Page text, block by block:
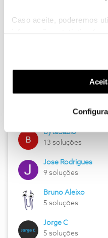
Caso aceite, poderemos
funcionalidades (cookies
funcionalidade) e adaptar
(cookies de publicidade
utilização dos cookies
Hall of Fame
17 soluções
ByteSábio
13 soluções
Jose Rodrigues
9 soluções
Bruno Aleixo
5 soluções
Jorge C
5 soluções